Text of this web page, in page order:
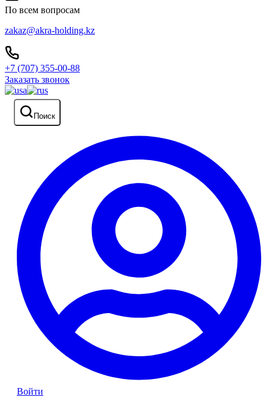
По всем вопросам
zakaz@akra-holding.kz
+7 (707) 355-00-88
Заказать звонок
Поиск
Войти